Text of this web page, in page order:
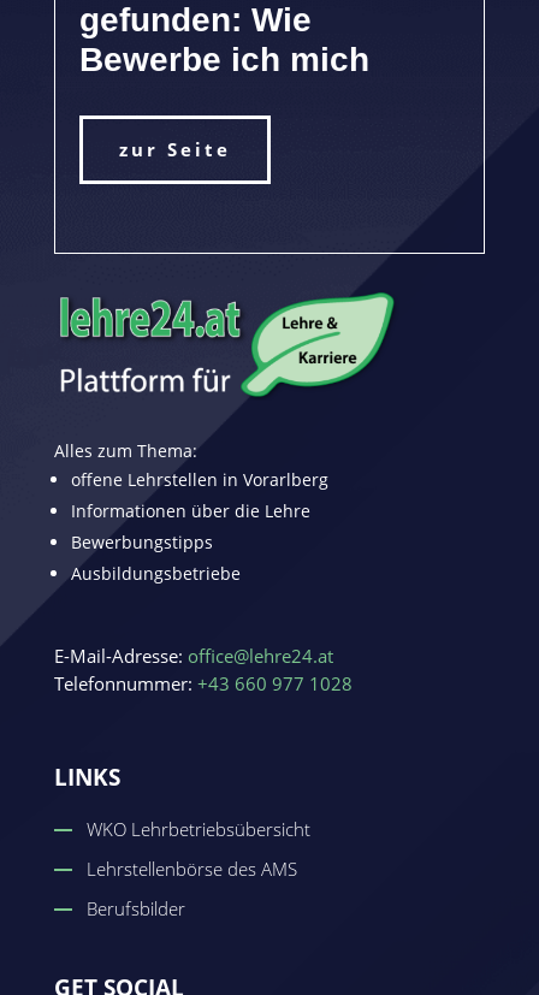
gefunden: Wie
Bewerbe ich mich
zur Seite
Alles zum Thema:
offene Lehrstellen in Vorarlberg
Informationen über die Lehre
Bewerbungstipps
Ausbildungsbetriebe
E-Mail-Adresse: office@lehre24.at
Telefonnummer: +43 660 977 1028
LINKS
WKO Lehrbetriebsübersicht
Lehrstellenbörse des AMS
Berufsbilder
GET SOCIAL